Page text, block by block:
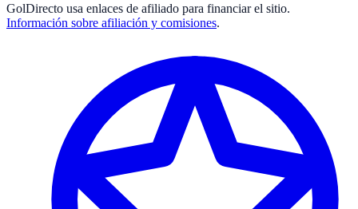
GolDirecto usa enlaces de afiliado para financiar el sitio.
Información sobre afiliación y comisiones.